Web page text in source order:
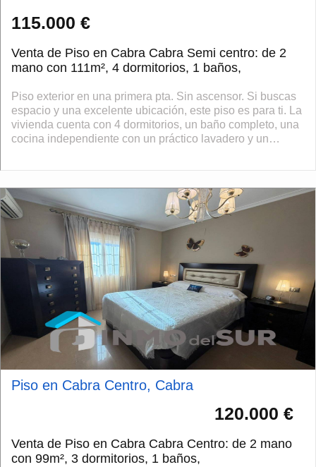
115.000 €
Venta de Piso en Cabra Cabra Semi centro: de 2
mano con 111m², 4 dormitorios, 1 baños,
Piso exterior en una primera pta. Sin ascensor. Si buscas
espacio y una excelente ubicación, este piso es para ti. La
vivienda cuenta con 4 dormitorios, un baño completo, una
cocina independiente con un práctico lavadero y un
Piso en Cabra Centro, Cabra
120.000 €
Venta de Piso en Cabra Cabra Centro: de 2 mano
con 99m², 3 dormitorios, 1 baños,